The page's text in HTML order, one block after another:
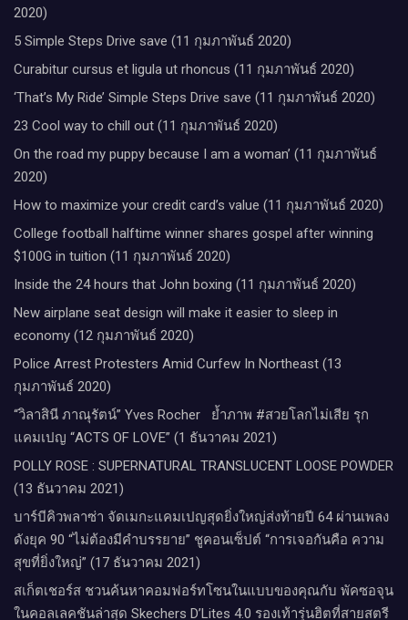
2020)
5 Simple Steps Drive save (11 กุมภาพันธ์ 2020)
Curabitur cursus et ligula ut rhoncus (11 กุมภาพันธ์ 2020)
‘That’s My Ride’ Simple Steps Drive save (11 กุมภาพันธ์ 2020)
23 Cool way to chill out (11 กุมภาพันธ์ 2020)
On the road my puppy because I am a woman’ (11 กุมภาพันธ์
2020)
How to maximize your credit card’s value (11 กุมภาพันธ์ 2020)
College football halftime winner shares gospel after winning
$100G in tuition (11 กุมภาพันธ์ 2020)
Inside the 24 hours that John boxing (11 กุมภาพันธ์ 2020)
New airplane seat design will make it easier to sleep in
economy (12 กุมภาพันธ์ 2020)
Police Arrest Protesters Amid Curfew In Northeast (13
กุมภาพันธ์ 2020)
“วิลาสินี ภาณุรัตน์” Yves Rocher​ ย้ำภาพ #สวยโลกไม่เสีย รุก
แคมเปญ “ACTS OF LOVE” (1 ธันวาคม 2021)
POLLY ROSE : SUPERNATURAL TRANSLUCENT LOOSE POWDER
(13 ธันวาคม 2021)
บาร์บีคิวพลาซ่า จัดเมกะแคมเปญสุดยิ่งใหญ่ส่งท้ายปี 64 ผ่านเพลง
ดังยุค 90 “ไม่ต้องมีคำบรรยาย” ชูคอนเซ็ปต์ “การเจอกันคือ ความ
สุขที่ยิ่งใหญ่” (17 ธันวาคม 2021)
สเก็ตเชอร์ส ชวนค้นหาคอมฟอร์ทโซนในแบบของคุณกับ พัคซอจุน
ในคอลเลคชันล่าสุด Skechers D’Lites 4.0 รองเท้ารุ่นฮิตที่สายสตรี